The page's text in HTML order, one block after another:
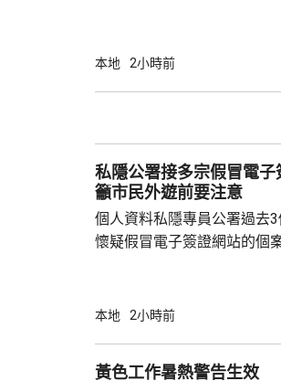
淑佩在一個慶祝中國共產黨
主題的「中華文化節」正如
舉辦逾280場演出和活動，
本地 2小時前
私隱公署接多宗假冒電
籲市民外遊前要注意
個人資料私隱專員公署過去
懷疑假冒電子簽證網站的個
不少市民會自行在網上申請
本地 2小時前
黃色工作暑熱警告生效